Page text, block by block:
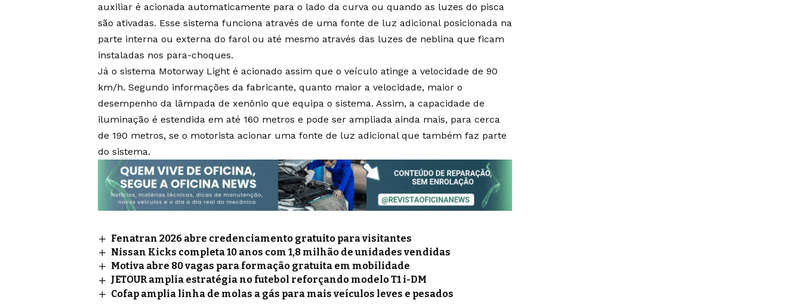
auxiliar é acionada automaticamente para o lado da curva ou quando as luzes do pisca
são ativadas. Esse sistema funciona através de uma fonte de luz adicional posicionada na
parte interna ou externa do farol ou até mesmo através das luzes de neblina que ficam
instaladas nos para-choques.
Já o sistema Motorway Light é acionado assim que o veículo atinge a velocidade de 90
km/h. Segundo informações da fabricante, quanto maior a velocidade, maior o
desempenho da lâmpada de xenônio que equipa o sistema. Assim, a capacidade de
iluminação é estendida em até 160 metros e pode ser ampliada ainda mais, para cerca
de 190 metros, se o motorista acionar uma fonte de luz adicional que também faz parte
do sistema.
Fenatran 2026 abre credenciamento gratuito para visitantes
Nissan Kicks completa 10 anos com 1,8 milhão de unidades vendidas
Motiva abre 80 vagas para formação gratuita em mobilidade
JETOUR amplia estratégia no futebol reforçando modelo T1 i-DM
Cofap amplia linha de molas a gás para mais veículos leves e pesados